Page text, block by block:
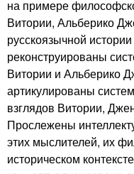
на примере
Витории, Альберико
русскоязычной
реконструированы
Витории и Альберико
артикулированы
взглядов Витории,
Прослежены
этих мыслителей, их
историческом